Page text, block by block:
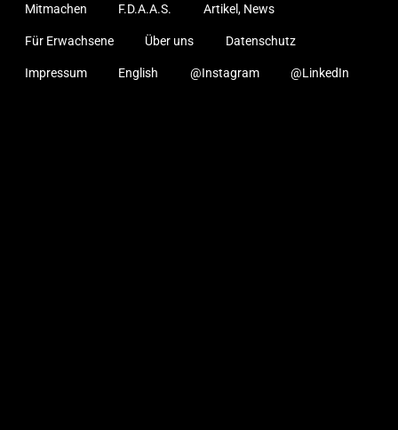
Mitmachen F.D.A.A.S. Artikel, News
Für Erwachsene Über uns Datenschutz
Impressum English @Instagram @LinkedIn